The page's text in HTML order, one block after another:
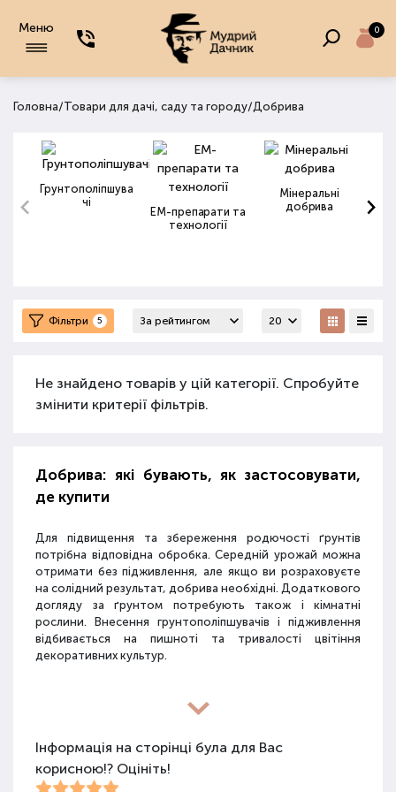
Меню 0
Головна/Товари для дачі, саду та городу/Добрива
Грунтополіпшува
чі
ЕМ-препарати та
технології
Мінеральні
добрива
Фільтри 5
Не знайдено товарів у цій категорії. Спробуйте
змінити критерії фільтрів.
Добрива: які бувають, як застосовувати,
де купити
Для підвищення та збереження родючості ґрунтів
потрібна відповідна обробка. Середній урожай можна
отримати без підживлення, але якщо ви розраховуєте
на солідний результат, добрива необхідні. Додаткового
догляду за ґрунтом потребують також і кімнатні
рослини. Внесення грунтополіпшувачів і підживлення
відбивається на пишноті та тривалості цвітіння
декоративних культур.
Різновиди засобів для покращення
Для покращення поживних якостей ґрунту
використовуються різні види засобів: мінеральні
Інформація на сторінці була для Вас
корисною!? Оцініть!